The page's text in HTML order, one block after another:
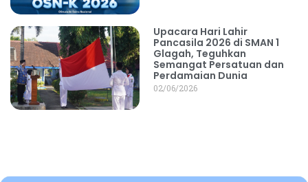
Upacara Hari Lahir
Pancasila 2026 di SMAN 1
Glagah, Teguhkan
Semangat Persatuan dan
Perdamaian Dunia
02/06/2026